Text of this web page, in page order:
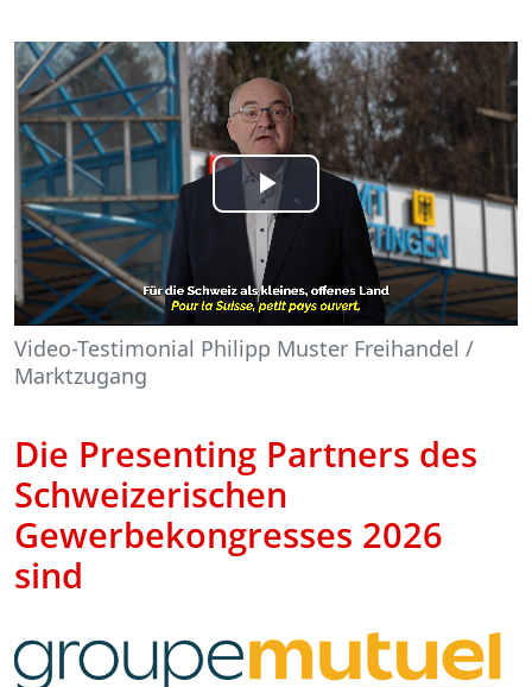
Play
Video
Video-Testimonial Philipp Muster Freihandel /
Marktzugang
Die Presenting Partners des
Schweizerischen
Gewerbekongresses 2026
sind